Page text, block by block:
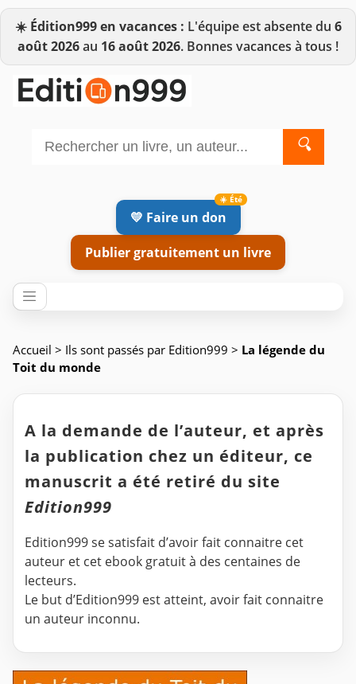
☀️ Édition999 en vacances : L'équipe est absente du 6
août 2026au 16 août 2026. Bonnes vacances à tous !
🔍
💛 Faire un don
Publier gratuitement un livre
Accueil > Ils sont passés par Edition999 > La légende du
Toit du monde
A la demande de l’auteur, et après
la publication chez un éditeur, ce
manuscrit a été retiré du site
Edition999
Edition999 se satisfait d’avoir fait connaitre cet
auteur et cet ebook gratuit à des centaines de
lecteurs.
Le but d’Edition999 est atteint, avoir fait connaitre
un auteur inconnu.